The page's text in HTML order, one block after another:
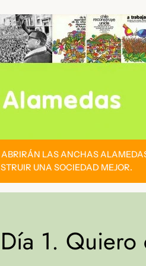
LAS ANCHAS
UNA SOCIEDAD MEJOR.
1.